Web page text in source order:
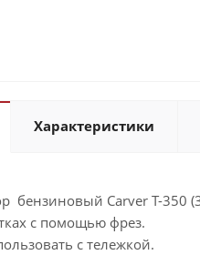
Характеристики
бензиновый Carver T-350
с помощью фрез.
с тележкой.